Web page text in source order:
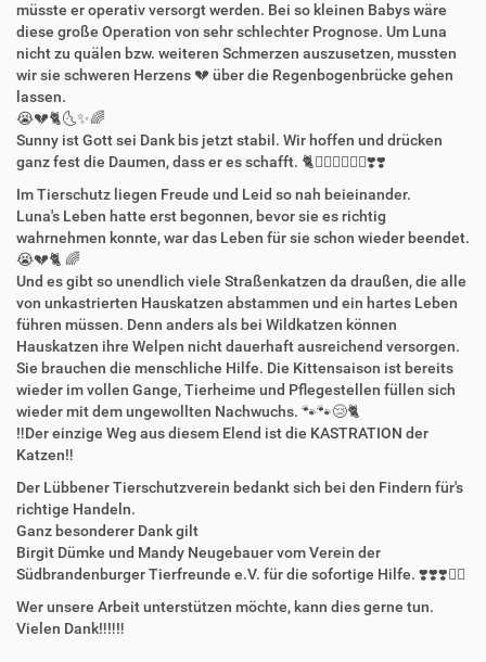
müsste er operativ versorgt werden. Bei so kleinen Babys wäre
diese große Operation von sehr schlechter Prognose. Um Luna
nicht zu quälen bzw. weiteren Schmerzen auszusetzen, mussten
wir sie schweren Herzens 💔 über die Regenbogenbrücke gehen
lassen.
😭💔🐈🌜✨🌈
Sunny ist Gott sei Dank bis jetzt stabil. Wir hoffen und drücken
ganz fest die Daumen, dass er es schafft. 🐈✊🏻✊🏻🍀🍀❣️❣️
Im Tierschutz liegen Freude und Leid so nah beieinander.
Luna's Leben hatte erst begonnen, bevor sie es richtig
wahrnehmen konnte, war das Leben für sie schon wieder beendet.
😭💔🐈 🌈
Und es gibt so unendlich viele Straßenkatzen da draußen, die alle
von unkastrierten Hauskatzen abstammen und ein hartes Leben
führen müssen. Denn anders als bei Wildkatzen können
Hauskatzen ihre Welpen nicht dauerhaft ausreichend versorgen.
Sie brauchen die menschliche Hilfe. Die Kittensaison ist bereits
wieder im vollen Gange, Tierheime und Pflegestellen füllen sich
wieder mit dem ungewollten Nachwuchs. 🐾🐾😢🐈
‼️Der einzige Weg aus diesem Elend ist die KASTRATION der
Katzen‼️
Der Lübbener Tierschutzverein bedankt sich bei den Findern für's
richtige Handeln.
Ganz besonderer Dank gilt
Birgit Dümke und Mandy Neugebauer vom Verein der
Südbrandenburger Tierfreunde e.V. für die sofortige Hilfe. ❣️❣️❣️👍🏻
Wer unsere Arbeit unterstützen möchte, kann dies gerne tun.
Vielen Dank‼️‼️‼️